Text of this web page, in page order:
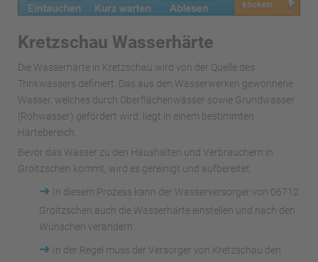
Kretzschau Wasserhärte
Die Wasserhärte in Kretzschau wird von der Quelle des
Trinkwassers definiert. Das aus den Wasserwerken gewonnene
Wasser, welches durch Oberflächenwässer sowie Grundwasser
(Rohwasser) gefördert wird, liegt in einem bestimmten
Härtebereich.
Bevor das Wasser zu den Haushalten und Verbrauchern in
Groitzschen kommt, wird es gereinigt und aufbereitet.
➜
In diesem Prozess kann der Wasserversorger von 06712
Groitzschen auch die Wasserhärte einstellen und nach den
Wünschen verändern.
➜
In der Regel muss der Versorger von Kretzschau den